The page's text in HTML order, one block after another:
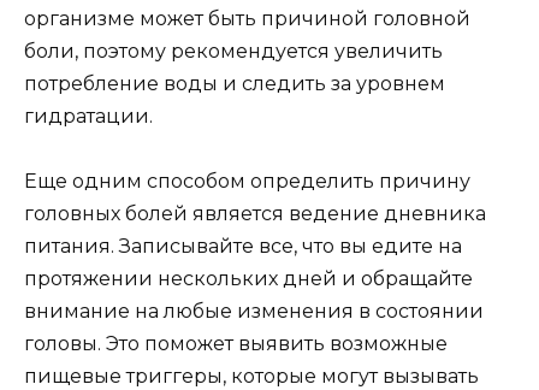
организме может быть причиной головной
боли, поэтому рекомендуется увеличить
потребление воды и следить за уровнем
гидратации.
Еще одним способом определить причину
головных болей является ведение дневника
питания. Записывайте все, что вы едите на
протяжении нескольких дней и обращайте
внимание на любые изменения в состоянии
головы. Это поможет выявить возможные
пищевые триггеры, которые могут вызывать